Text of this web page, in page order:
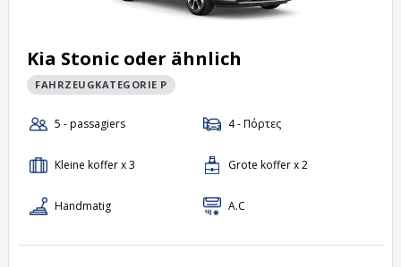
Kia Stonic oder ähnlich
FAHRZEUGKATEGORIE P